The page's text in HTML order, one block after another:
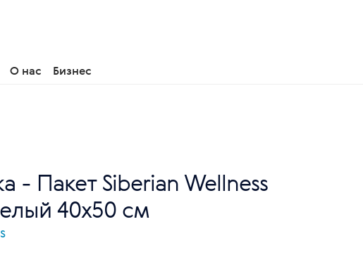
О нас Бизнес
- Пакет Siberian Wellness
40х50 см